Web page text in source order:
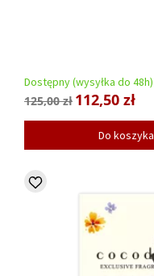
Dostępny (wysyłka do 48h)
125,00 zł 112,50 zł
Do koszyka